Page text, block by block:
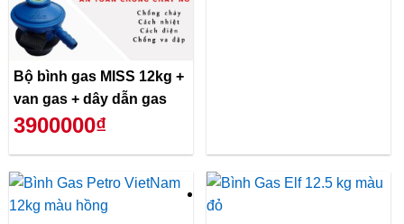
Bộ bình gas MISS 12kg +
van gas + dây dẫn gas
3900000₫